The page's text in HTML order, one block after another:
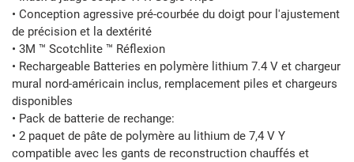
• Conception agressive pré-courbée du doigt pour l'ajustement
de précision et la dextérité
• 3M ™ Scotchlite ™ Réflexion
• Rechargeable Batteries en polymère lithium 7.4 V et chargeur
mural nord-américain inclus, remplacement piles et chargeurs
disponibles
• Pack de batterie de rechange:
• 2 paquet de pâte de polymère au lithium de 7,4 V Y
compatible avec les gants de reconstruction chauffés et